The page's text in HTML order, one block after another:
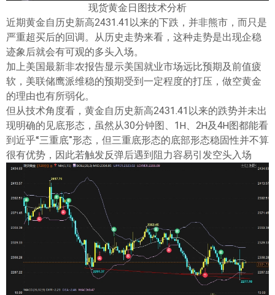
现货黄金日图技术分析
近期黄金自历史新高2431.41以来的下跌，并非熊市，而只是
严重超买后的回调。从历史走势来看，这种走势是出现企稳
迹象后就会有可观的多头入场。
加上美国最新非农报告显示美国就业市场远比预期及前值疲
软，美联储鹰派维稳的预期受到一定程度的打压，做空黄金
的理由也有所弱化。
但从技术角度看，黄金自历史新高2431.41以来的跌势并未出
现明确的见底形态，虽然从30分钟图、1H、2H及4H图都能看
到近乎“三重底”形态，但三重底形态的底部形态稳固性并不算
很有优势，因此若触发反弹后遇到阻力容易引发空头入场